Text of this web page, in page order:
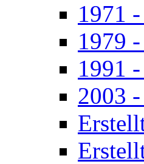
1971
1979
1991
2003